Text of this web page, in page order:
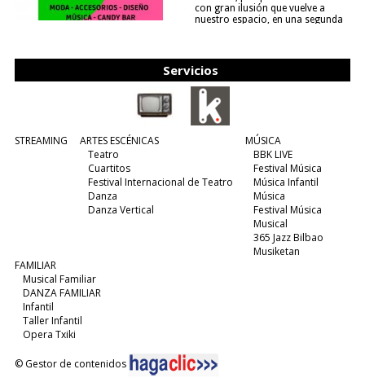
con gran ilusión que vuelve a
nuestro espacio, en una segunda
Servicios
STREAMING
ARTES ESCÉNICAS
Teatro
Cuartitos
Festival Internacional de Teatro
Danza
Danza Vertical
MÚSICA
BBK LIVE
Festival Música
Música Infantil
Música
Festival Música
Musical
365 Jazz Bilbao
Musiketan
FAMILIAR
Musical Familiar
DANZA FAMILIAR
Infantil
Taller Infantil
Opera Txiki
© Gestor de contenidos